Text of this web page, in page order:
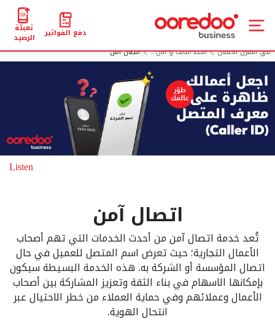
دفع الفواتير تعبئة
الرصيد
في المنزل الأعمال
الخط الثابت و الان... اتصال آمن
Listen
اتصال آمن
تُعد خدمة اتصال آمن من أحدث الخدمات التي تهم أصحاب
الأعمال التجارية؛ حيث تعرض اسم المتصل للعميل في حال
اتصال المؤسسة أو الشركة به. هذه الخدمة البسيطة سيكون
بإمكانها الاسهام في بناء الثقة وتعزيز المشاركة بين أصحاب
الأعمال وعملائهم وفي حماية العملاء من خطر الاحتيال عبر
انتحال الهوية.